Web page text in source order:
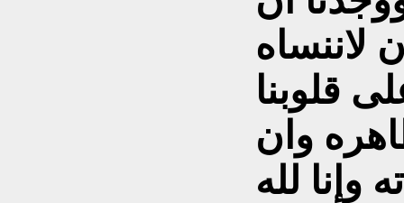
لاننساه
قلوبنا
وان
وإنا لله